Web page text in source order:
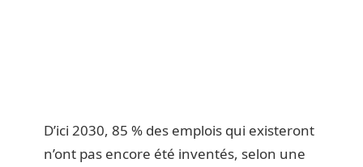
D’ici 2030, 85 % des emplois qui existeront
n’ont pas encore été inventés, selon une